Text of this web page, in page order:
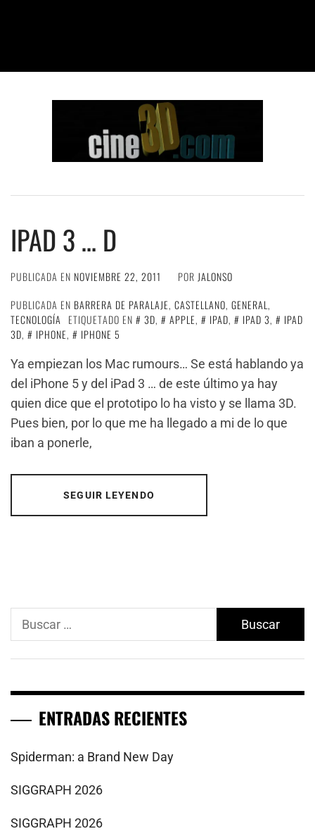
IPAD 3 … D
PUBLICADA EN NOVIEMBRE 22, 2011 POR JALONSO
PUBLICADA EN BARRERA DE PARALAJE, CASTELLANO, GENERAL,
TECNOLOGÍA
ETIQUETADO EN 3D, APPLE, IPAD, IPAD 3,
IPAD
3D, IPHONE,
IPHONE 5
Ya empiezan los Mac rumours… Se está hablando ya
del iPhone 5 y del iPad 3 … de este último ya hay
quien dice que el prototipo lo ha visto y se llama 3D.
Pues bien, por lo que me ha llegado a mi de lo que
iban a ponerle,
SEGUIR LEYENDO
Buscar:
ENTRADAS RECIENTES
Spiderman: a Brand New Day
SIGGRAPH 2026
SIGGRAPH 2026